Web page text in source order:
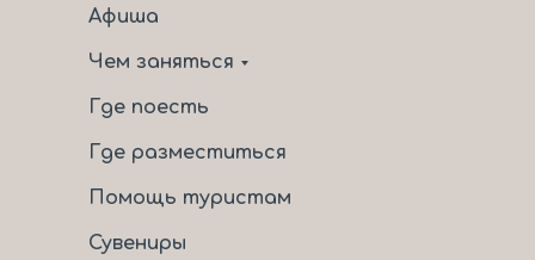
Афиша
Чем заняться
Где поесть
Где разместиться
Помощь туристам
Сувениры